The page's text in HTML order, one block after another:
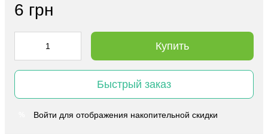
6 грн
Купить
Быстрый заказ
Войти для отображения накопительной скидки